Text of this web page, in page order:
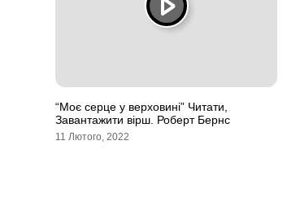
“Моє серце у верховині” Читати,
Завантажити вірш. Роберт Бернс
11 Лютого, 2022